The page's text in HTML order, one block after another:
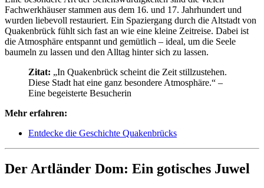
Fachwerkhäuser stammen aus dem 16. und 17. Jahrhundert und
wurden liebevoll restauriert. Ein Spaziergang durch die Altstadt von
Quakenbrück fühlt sich fast an wie eine kleine Zeitreise. Dabei ist
die Atmosphäre entspannt und gemütlich – ideal, um die Seele
baumeln zu lassen und den Alltag hinter sich zu lassen.
Zitat: „In Quakenbrück scheint die Zeit stillzustehen.
Diese Stadt hat eine ganz besondere Atmosphäre.“ –
Eine begeisterte Besucherin
Mehr erfahren:
Entdecke die Geschichte Quakenbrücks
Der Artländer Dom: Ein gotisches Juwel